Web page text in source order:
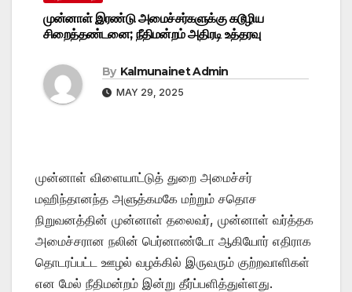
முன்னாள் இரண்டு அமைச்சர்களுக்கு கடூழிய
சிறைத்தண்டனை; நீதிமன்றம் அதிரடி உத்தரவு
By Kalmunainet Admin
MAY 29, 2025
முன்னாள் விளையாட்டுத் துறை அமைச்சர்
மஹிந்தானந்த அளுத்கமகே மற்றும் சதொச
நிறுவனத்தின் முன்னாள் தலைவர், முன்னாள் வர்த்தக
அமைச்சரான நலின் பெர்னாண்டோ ஆகியோர் எதிராக
தொடரப்பட்ட ஊழல் வழக்கில் இருவரும் குற்றவாளிகள்
என மேல் நீதிமன்றம் இன்று தீர்ப்பளித்துள்ளது.